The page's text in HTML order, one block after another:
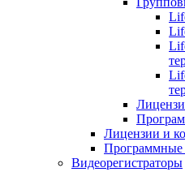
Лицензии и
Программные
Видеорегистраторы